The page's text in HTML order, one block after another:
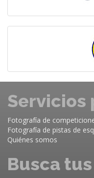
Servicios
Fotografía de
Fotografía de pistas de
Quiénes somos
Busca